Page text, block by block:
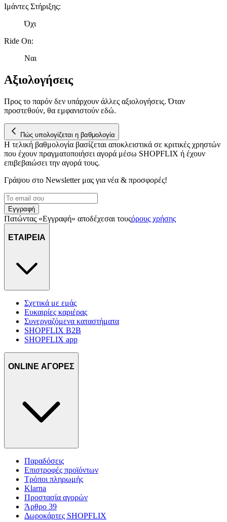
Ιμάντες Στήριξης:
Όχι
Ride On:
Ναι
Αξιολογήσεις
Προς το παρόν δεν υπάρχουν άλλες αξιολογήσεις. Όταν
προστεθούν, θα εμφανιστούν εδώ.
Πώς υπολογίζεται η βαθμολογία
Η τελική βαθμολογία βασίζεται αποκλειστικά σε κριτικές χρηστών
που έχουν πραγματοποιήσει αγορά μέσω SHOPFLIX ή έχουν
επιβεβαιώσει την αγορά τους.
Γράψου στο Νewsletter μας για νέα & προσφορές!
Εγγραφή
Πατώντας «Εγγραφή» αποδέχεσαι τουςόρους χρήσης
ΕΤΑΙΡΕΙΑ
Σχετικά με εμάς
Ευκαιρίες καριέρας
Συνεργαζόμενα καταστήματα
SHOPFLIX B2B
SHOPFLIX app
ONLINE ΑΓΟΡΕΣ
Παραδόσεις
Επιστροφές προϊόντων
Τρόποι πληρωμής
Klarna
Προστασία αγορών
Άρθρο 39
Δωροκάρτες SHOPFLIX